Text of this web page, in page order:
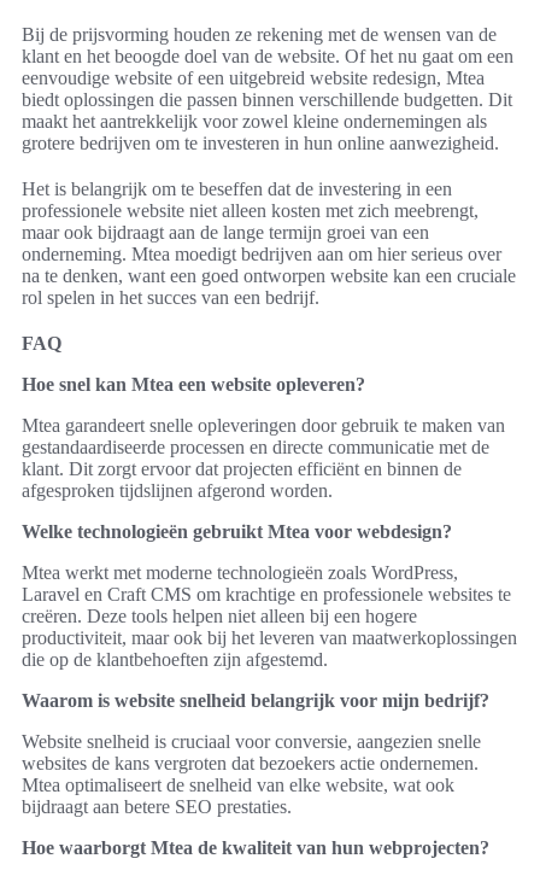
Bij de prijsvorming houden ze rekening met de wensen van de
klant en het beoogde doel van de website. Of het nu gaat om een
eenvoudige website of een uitgebreid website redesign, Mtea
biedt oplossingen die passen binnen verschillende budgetten. Dit
maakt het aantrekkelijk voor zowel kleine ondernemingen als
grotere bedrijven om te investeren in hun online aanwezigheid.
Het is belangrijk om te beseffen dat de investering in een
professionele website niet alleen kosten met zich meebrengt,
maar ook bijdraagt aan de lange termijn groei van een
onderneming. Mtea moedigt bedrijven aan om hier serieus over
na te denken, want een goed ontworpen website kan een cruciale
rol spelen in het succes van een bedrijf.
FAQ
Hoe snel kan Mtea een website opleveren?
Mtea garandeert snelle opleveringen door gebruik te maken van
gestandaardiseerde processen en directe communicatie met de
klant. Dit zorgt ervoor dat projecten efficiënt en binnen de
afgesproken tijdslijnen afgerond worden.
Welke technologieën gebruikt Mtea voor webdesign?
Mtea werkt met moderne technologieën zoals WordPress,
Laravel en Craft CMS om krachtige en professionele websites te
creëren. Deze tools helpen niet alleen bij een hogere
productiviteit, maar ook bij het leveren van maatwerkoplossingen
die op de klantbehoeften zijn afgestemd.
Waarom is website snelheid belangrijk voor mijn bedrijf?
Website snelheid is cruciaal voor conversie, aangezien snelle
websites de kans vergroten dat bezoekers actie ondernemen.
Mtea optimaliseert de snelheid van elke website, wat ook
bijdraagt aan betere SEO prestaties.
Hoe waarborgt Mtea de kwaliteit van hun webprojecten?